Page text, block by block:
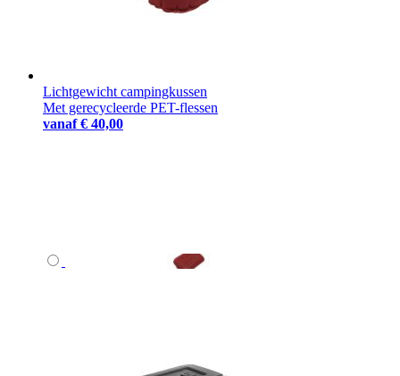
Lichtgewicht campingkussen
Met gerecycleerde PET-flessen
vanaf € 40,00